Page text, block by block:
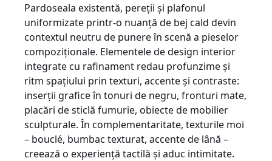
Pardoseala existentă, pereții și plafonul
uniformizate printr-o nuanță de bej cald devin
contextul neutru de punere în scenă a pieselor
compoziționale. Elementele de design interior
integrate cu rafinament redau profunzime și
ritm spațiului prin texturi, accente și contraste:
inserții grafice în tonuri de negru, fronturi mate,
placări de sticlă fumurie, obiecte de mobilier
sculpturale. În complementaritate, texturile moi
– bouclé, bumbac texturat, accente de lână –
creează o experiență tactilă și aduc intimitate.